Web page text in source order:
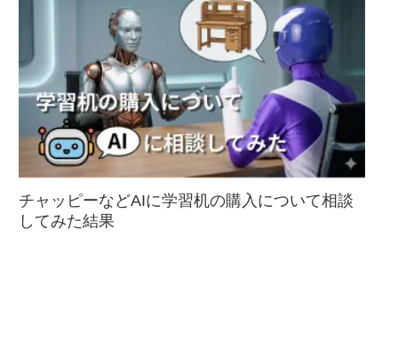
チャッピーなどAIに学習机の購入について相談
してみた結果